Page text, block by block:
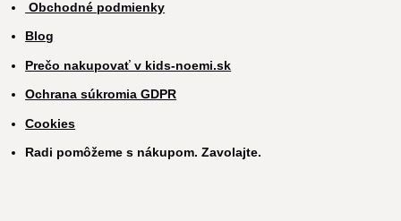
Obchodné podmienky
Blog
Prečo nakupovať v kids-noemi.sk
Ochrana súkromia GDPR
Cookies
Radi pomôžeme s nákupom. Zavolajte.